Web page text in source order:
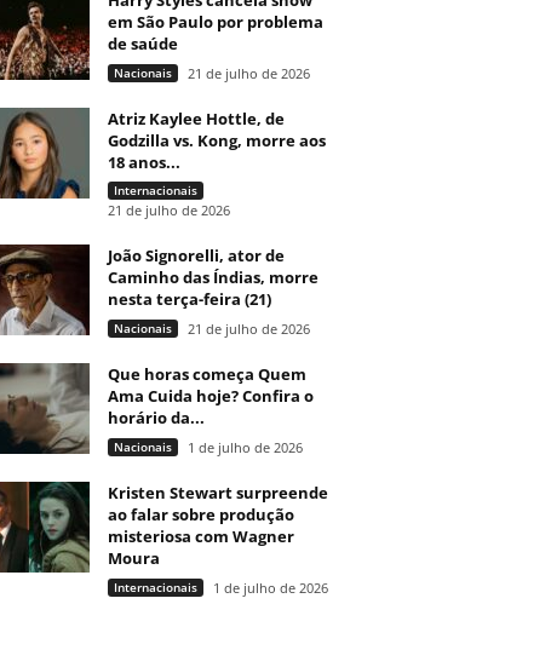
em São Paulo por problema
de saúde
Nacionais 21 de julho de 2026
Atriz Kaylee Hottle, de
Godzilla vs. Kong, morre aos
18 anos...
Internacionais
21 de julho de 2026
João Signorelli, ator de
Caminho das Índias, morre
nesta terça-feira (21)
Nacionais 21 de julho de 2026
Que horas começa Quem
Ama Cuida hoje? Confira o
horário da...
Nacionais 1 de julho de 2026
Kristen Stewart surpreende
ao falar sobre produção
misteriosa com Wagner
Moura
Internacionais 1 de julho de 2026